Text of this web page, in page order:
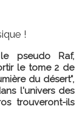
!
pseudo Raf,
le tome 2 de
du désert",
l'univers des
trouveront-ils